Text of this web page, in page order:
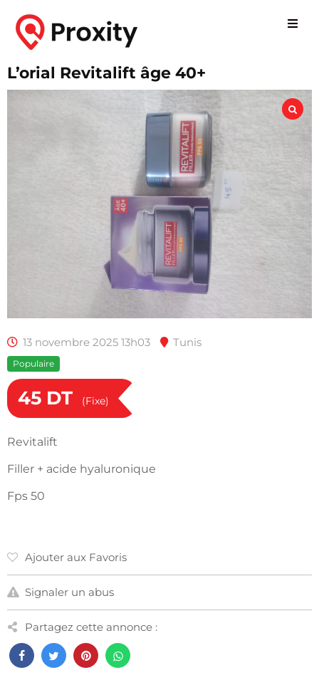
L’orial Revitalift âge 40+
13 novembre 2025 13h03 Tunis
Populaire
45 DT (Fixe)
Revitalift
Filler + acide hyaluronique
Fps 50
Ajouter aux Favoris
Signaler un abus
Partagez cette annonce :